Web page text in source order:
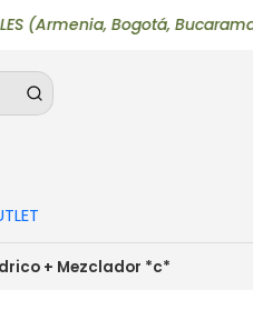
(Armenia, Bogotá,
+ Mezclador *c*